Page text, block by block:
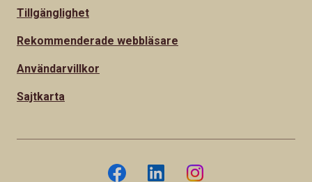
Tillgänglighet
Rekommenderade webbläsare
Användarvillkor
Sajtkarta